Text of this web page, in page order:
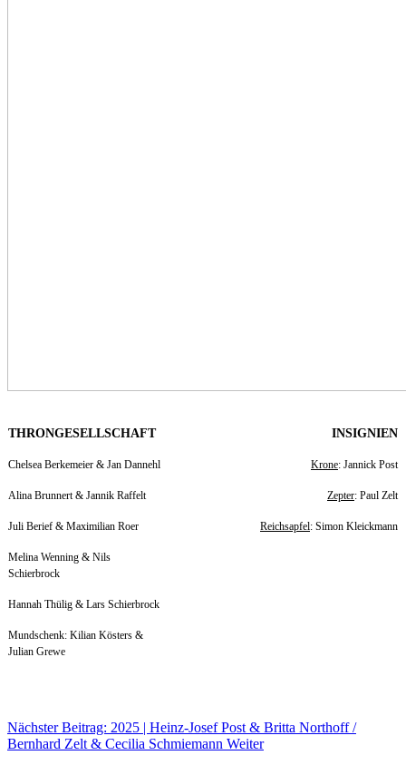
THRONGESELLSCHAFT
Chelsea Berkemeier & Jan Dannehl
Alina Brunnert & Jannik Raffelt
Juli Berief & Maximilian Roer
Melina Wenning & Nils
Schierbrock
Hannah Thülig & Lars Schierbrock
Mundschenk: Kilian Kösters &
Julian Grewe
INSIGNIEN
Krone: Jannick Post
Zepter: Paul Zelt
Reichsapfel: Simon Kleickmann
Nächster Beitrag: 2025 | Heinz-Josef Post & Britta Northoff /
Bernhard Zelt & Cecilia Schmiemann Weiter